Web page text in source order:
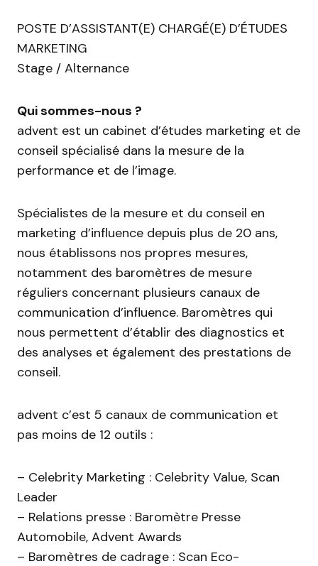
POSTE D’ASSISTANT(E) CHARGÉ(E) D’ÉTUDES
MARKETING
Stage / Alternance
Qui sommes-nous ?
advent est un cabinet d’études marketing et de
conseil spécialisé dans la mesure de la
performance et de l’image.
Spécialistes de la mesure et du conseil en
marketing d’influence depuis plus de 20 ans,
nous établissons nos propres mesures,
notamment des baromètres de mesure
réguliers concernant plusieurs canaux de
communication d’influence. Baromètres qui
nous permettent d’établir des diagnostics et
des analyses et également des prestations de
conseil.
advent c’est 5 canaux de communication et
pas moins de 12 outils :
– Celebrity Marketing : Celebrity Value, Scan
Leader
– Relations presse : Baromètre Presse
Automobile, Advent Awards
– Baromètres de cadrage : Scan Eco-